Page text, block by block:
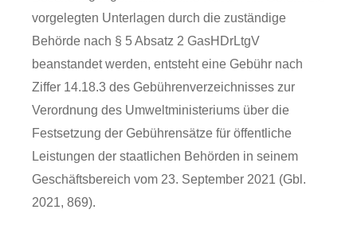
vorgelegten Unterlagen durch die zuständige
Behörde nach § 5 Absatz 2 GasHDrLtgV
beanstandet werden, entsteht eine Gebühr nach
Ziffer 14.18.3 des Gebührenverzeichnisses zur
Verordnung des Umweltministeriums über die
Festsetzung der Gebührensätze für öffentliche
Leistungen der staatlichen Behörden in seinem
Geschäftsbereich vom 23. September 2021 (Gbl.
2021, 869).